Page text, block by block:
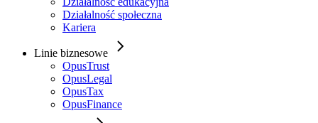
Działalność społeczna
Kariera
Linie biznesowe
OpusTrust
OpusLegal
OpusTax
OpusFinance